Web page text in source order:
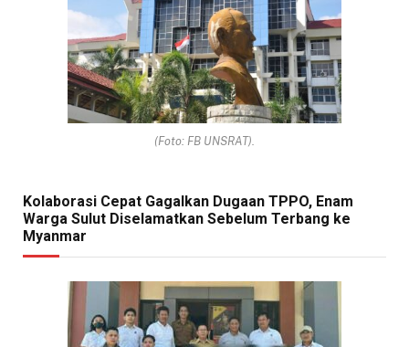
(Foto: FB UNSRAT).
Kolaborasi Cepat Gagalkan Dugaan TPPO, Enam
Warga Sulut Diselamatkan Sebelum Terbang ke
Myanmar